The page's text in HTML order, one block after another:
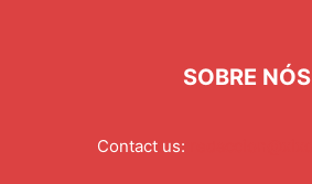
SOBRE NÓS
Contact us: